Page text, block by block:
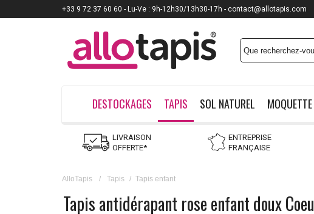
DESTOCKAGES TAPIS SOL NATUREL MOQUETTE
LIVRAISON
OFFERTE*
ENTREPRISE
FRANÇAISE
AlloTapis / Tapis / Tapis enfant
Tapis antidérapant rose enfant doux
+33 9 72 37 60 60 - Lu-Ve : 9h-12h30/13h30-17h - contact@allotapis.com